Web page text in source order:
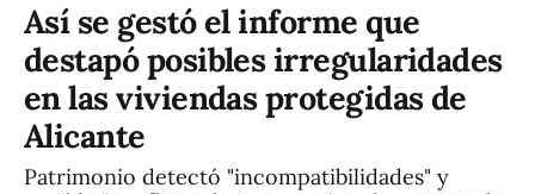
Así se gestó el informe que
destapó posibles irregularidades
en las viviendas protegidas de
Alicante
Patrimonio detectó "incompatibilidades" y